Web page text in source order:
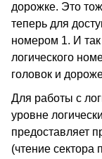
дорожке. Это
теперь для
номером 1. И
логического
головок и
Для работы с
уровне
предоставляет
(чтение сектора